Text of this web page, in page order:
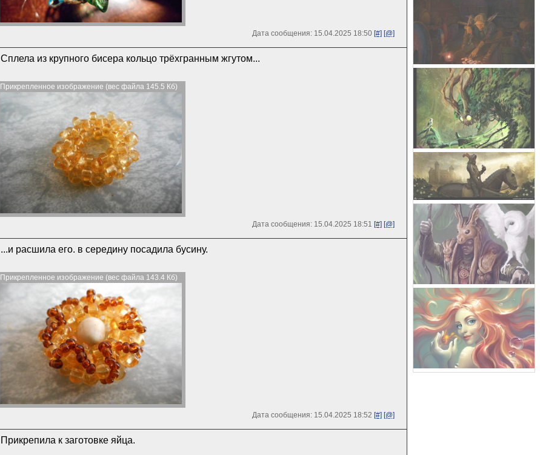
Дата сообщения: 15.04.2025 18:50 [#] [@]
Сплела из крупного бисера кольцо трёхгранным жгутом...
Прикрепленное изображение (вес файла 145.5 Кб)
Дата сообщения: 15.04.2025 18:51 [#] [@]
...и расшила его. в середину посадила бусину.
Прикрепленное изображение (вес файла 143.4 Кб)
Дата сообщения: 15.04.2025 18:52 [#] [@]
Прикрепила к заготовке яйца.